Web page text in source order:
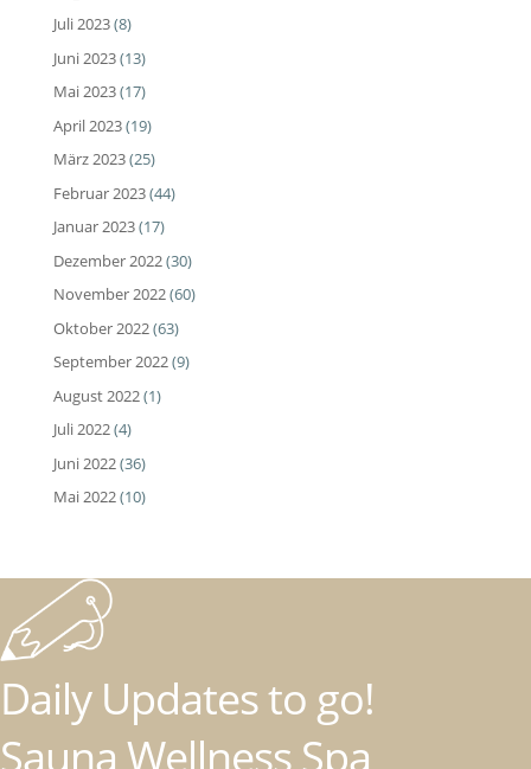
Juli 2023(8)
Juni 2023(13)
Mai 2023(17)
April 2023(19)
März 2023(25)
Februar 2023(44)
Januar 2023(17)
Dezember 2022(30)
November 2022(60)
Oktober 2022(63)
September 2022(9)
August 2022(1)
Juli 2022(4)
Juni 2022(36)
Mai 2022(10)
Daily Updates to go!
Sauna Wellness Spa